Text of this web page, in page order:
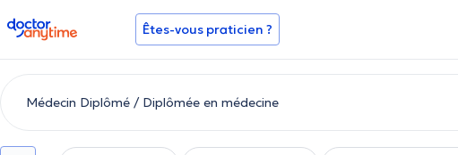
doctoranytime Êtes-vous praticien ?